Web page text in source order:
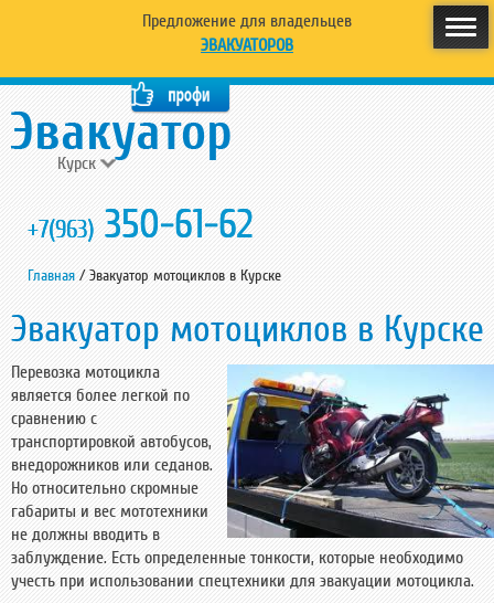
Предложение для владельцев
ЭВАКУАТОРОВ
Курск
+7(963) 350-61-62
Главная /Эвакуатор мотоциклов в Курске
Эвакуатор мотоциклов в Курске
Перевозка мотоцикла
является более легкой по
сравнению с
транспортировкой автобусов,
внедорожников или седанов.
Но относительно скромные
габариты и вес мототехники
не должны вводить в
заблуждение. Есть определенные тонкости, которые необходимо
учесть при использовании спецтехники для эвакуации мотоцикла.